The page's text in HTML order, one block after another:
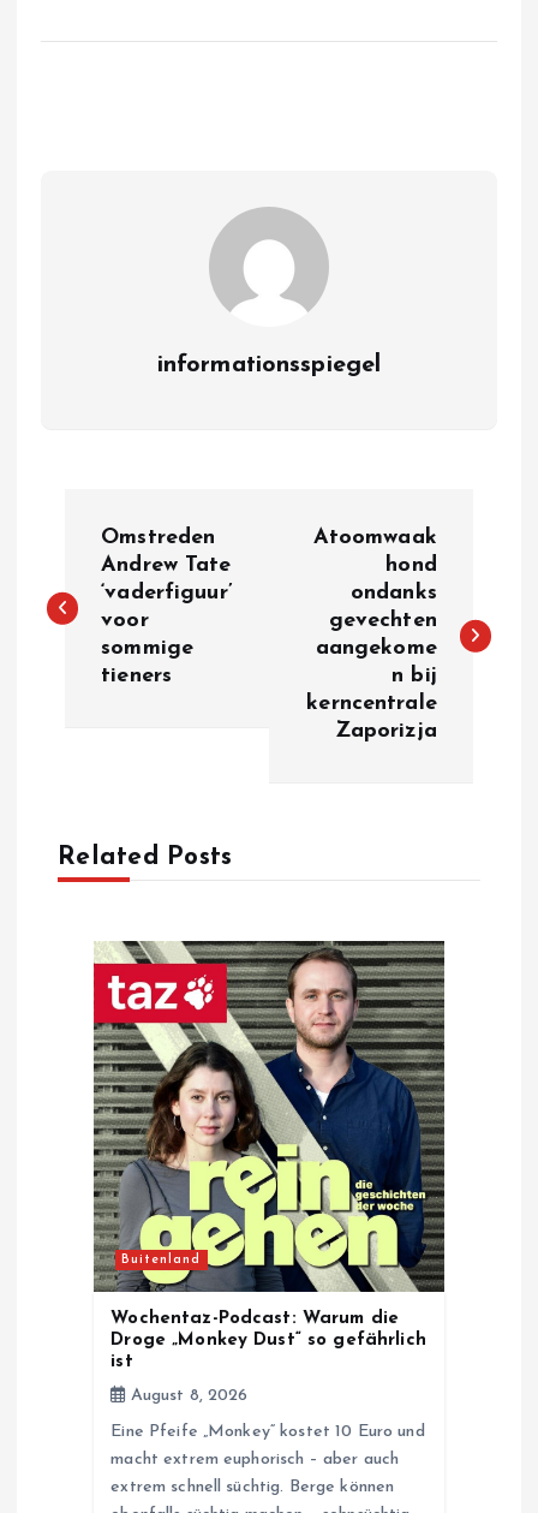
informationsspiegel
s
v
Omstreden
Andrew Tate
‘vaderfiguur’
voor
sommige
tieners
Atoomwaak
hond
ondanks
gevechten
aangekome
n bij
kerncentrale
Zaporizja
Related Posts
Buitenland
Wochentaz-Podcast: Warum die
Droge „Monkey Dust“ so gefährlich
ist
August 8, 2026
Eine Pfeife „Monkey“ kostet 10 Euro und
macht extrem euphorisch – aber auch
extrem schnell süchtig. Berge können